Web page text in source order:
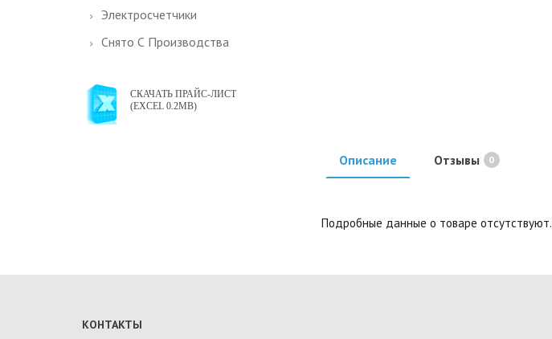
Электросчетчики
Снято С Производства
СКАЧАТЬ ПРАЙС-ЛИСТ
(EXCEL 0.2MB)
Описание Отзывы 0
Подробные данные о товаре отсутствуют.
КОНТАКТЫ